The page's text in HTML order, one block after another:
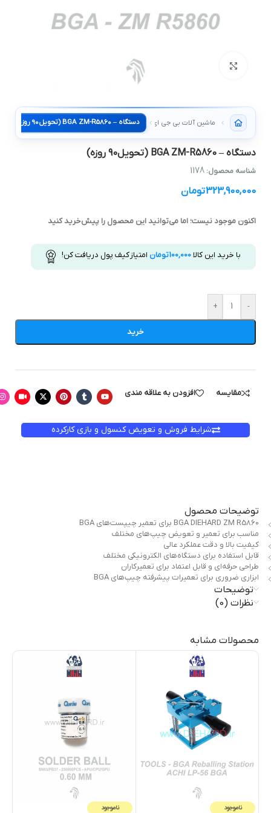
ماشین آلات بی جی ای تخصصیدستگاه – BGA ZM-R5860 (تحویل90 روزه)
دستگاه – BGA ZM-R5860 (تحویل90 روزه)
شناسه محصول: 1178
323,900,000تومان
اکنون موجود نیست؛ اما می‌توانید این محصول را پیش‌خرید کنید
با خرید این کالا100,000تومان امتیاز کیف پول دریافت کن!
-
+
خرید
مقایسه افزودن به علاقه مندی
شرایط فروش و تعویض کنسول و بازی کارکرده
توضیحات محصول
BGA DIEHARD ZM R5860 برای تعمیر چیپست‌های BGA
مناسب برای تعمیر و تعویض چیپ‌های مختلف
کیفیت بالا و دقت عملکرد عالی
قابل استفاده برای دستگاه‌های الکترونیکی مختلف
طراحی حرفه‌ای و قابل اعتماد برای تعمیرکاران
ابزاری ضروری برای تعمیرات پیشرفته چیپ‌های BGA
توضیحات
نظرات (0)
محصولات مشابه
ناموجود ناموجود